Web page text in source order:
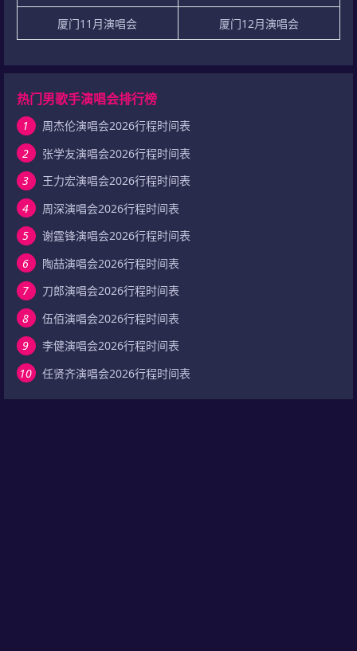
厦门11月演唱会 厦门12月演唱会
热门男歌手演唱会排行榜
1
周杰伦演唱会2026行程时间表
2
张学友演唱会2026行程时间表
3
王力宏演唱会2026行程时间表
4
周深演唱会2026行程时间表
5
谢霆锋演唱会2026行程时间表
6
陶喆演唱会2026行程时间表
7
刀郎演唱会2026行程时间表
8
伍佰演唱会2026行程时间表
9
李健演唱会2026行程时间表
10
任贤齐演唱会2026行程时间表